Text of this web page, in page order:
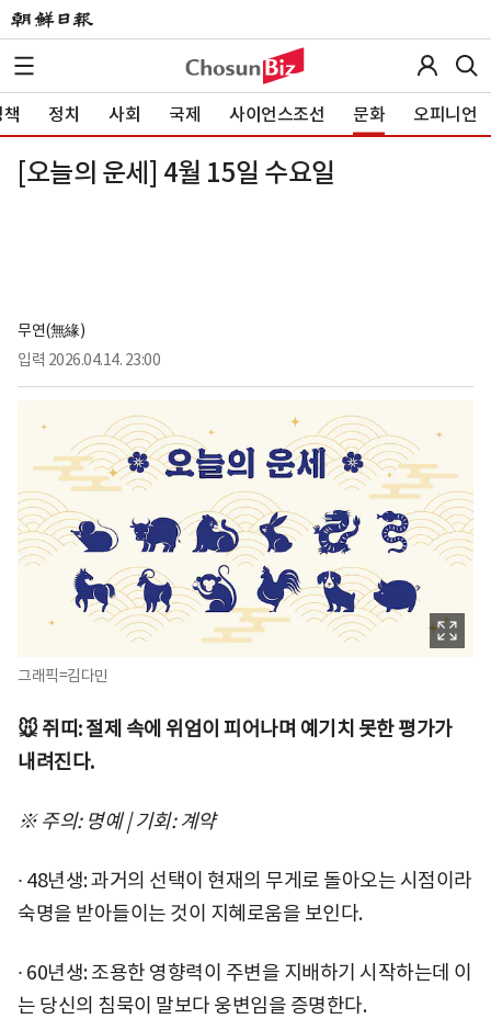
정치 사회 국제 사이언스조선 문화 오피니언
[오늘의 운세] 4월 15일 수요일
무연(無緣)
입력 2026.04.14. 23:00
그래픽=김다민
🐭 쥐띠: 절제 속에 위엄이 피어나며 예기치 못한 평가가
내려진다.
※ 주의: 명예 | 기회: 계약
∙ 48년생: 과거의 선택이 현재의 무게로 돌아오는 시점이라
숙명을 받아들이는 것이 지혜로움을 보인다.
∙ 60년생: 조용한 영향력이 주변을 지배하기 시작하는데 이
는 당신의 침묵이 말보다 웅변임을 증명한다.